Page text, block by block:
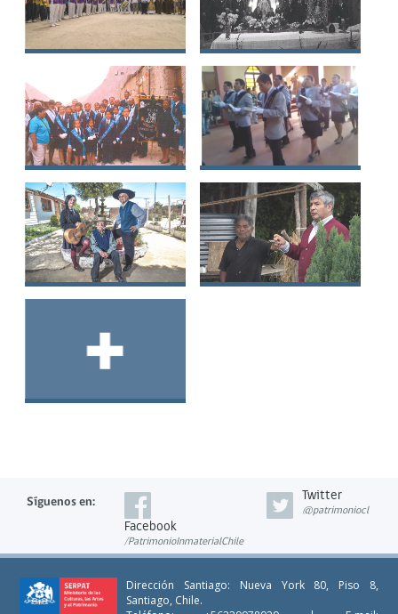
Antiguos músicos de
bronces del Baile
Morenos de Paso
Sociedad de
Morenos de Paso
Manuela de Marconi
Sociedad de
Morenos de Paso
Corazón de María
Sociedad de
Morenos de Paso
María de Cárcamo
Familia Madariaga
Familia Marilicán
Ver más
Síguenos en:
Facebook
/PatrimonioInmaterialChile
Twitter
@patrimoniocl
Dirección Santiago: Nueva York 80, Piso 8,
Santiago, Chile.